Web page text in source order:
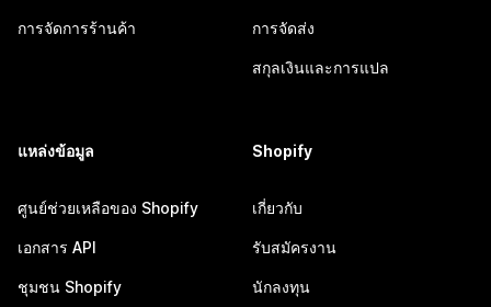
การจัดการร้านค้า การจัดส่ง
สกุลเงินและการแปล
แหล่งข้อมูล
ศูนย์ช่วยเหลือของ Shopify
เอกสาร API
ชุมชน Shopify
Shopify
เกี่ยวกับ
รับสมัครงาน
นักลงทุน